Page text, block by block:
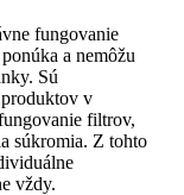
fungovanie
a nemôžu
Sú
v
filtrov,
súkromia. Z tohto
vždy.